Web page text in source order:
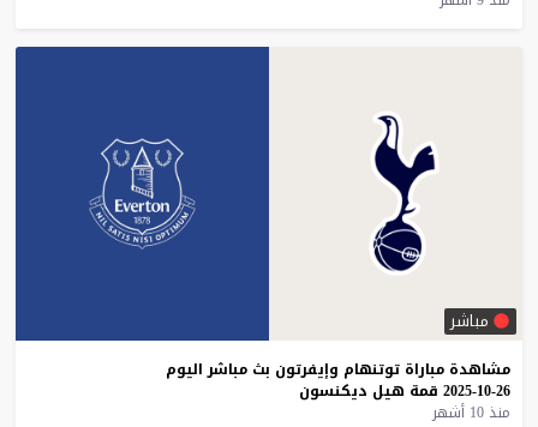
مباشر
مشاهدة مباراة توتنهام وإيفرتون بث مباشر اليوم
26-10-2025
قمة هيل ديكنسون
منذ 10 أشهر